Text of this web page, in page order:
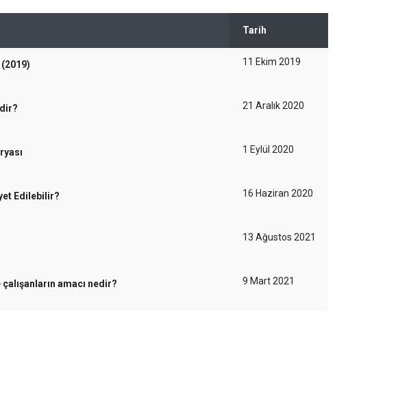
Tarih
11 Ekim 2019
21 Aralık 2020
1 Eylül 2020
Edilebilir?
16 Haziran 2020
13 Ağustos 2021
amacı nedir?
9 Mart 2021